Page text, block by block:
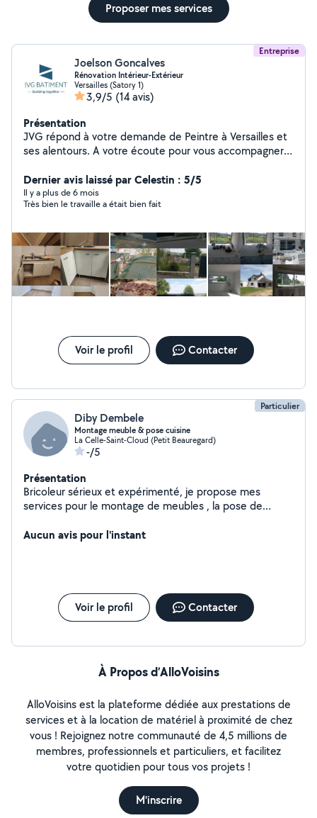
Proposer mes services
Entreprise
Joelson Goncalves
Rénovation Intérieur-Extérieur
Versailles (Satory 1)
3,9/5 (14 avis)
Présentation
JVG répond à votre demande de Peintre à Versailles et
ses alentours. A votre écoute pour vous accompagner
extérieur, (façade, balcon...), Bande, Rebouchage,
Enduit, Ponçage, Ratissage, Ravalement de façade,
Papier peint, Nettoyage de façade, Nettoyage de
Dernier avis laissé par Celestin : 5/5
Il y a plus de 6 mois
Très bien le travaille a était bien fait
Voir le profil Contacter
Particulier
Diby Dembele
Montage meuble & pose cuisine
La Celle-Saint-Cloud (Petit Beauregard)
-/5
Présentation
Bricoleur sérieux et expérimenté, je propose mes
services pour le montage de meubles , la pose de
de serrures et diverses réparation à domicile
Aucun avis pour l'instant
Voir le profil Contacter
À Propos d’AlloVoisins
AlloVoisins est la plateforme dédiée aux prestations de
services et à la location de matériel à proximité de chez
vous ! Rejoignez notre communauté de 4,5 millions de
membres, professionnels et particuliers, et facilitez
votre quotidien pour tous vos projets !
M'inscrire